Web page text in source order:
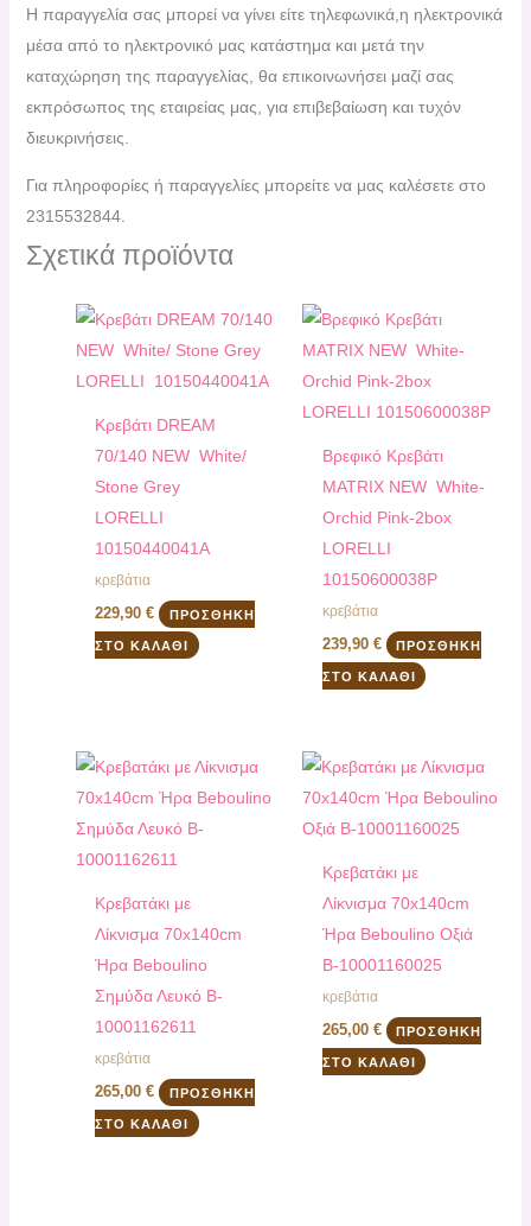
H παραγγελία σας μπορεί να γίνει είτε τηλεφωνικά,η ηλεκτρονικά
μέσα από το ηλεκτρονικό μας κατάστημα και μετά την
καταχώρηση της παραγγελίας, θα επικοινωνήσει μαζί σας
εκπρόσωπος της εταιρείας μας, για επιβεβαίωση και τυχόν
διευκρινήσεις.
Για πληροφορίες ή παραγγελίες μπορείτε να μας καλέσετε στο
2315532844.
Σχετικά προϊόντα
Κρεβάτι DREAM
70/140 NEW White/
Stone Grey
LORELLI
10150440041A
κρεβάτια
229,90€ ΠΡΟΣΘΉΚΗ
ΣΤΟ ΚΑΛΆΘΙ
Bρεφικό Κρεβάτι
ΜATRIX NEW White-
Orchid Pink-2box
LORELLI
10150600038P
κρεβάτια
239,90 € ΠΡΟΣΘΉΚΗ
ΣΤΟ ΚΑΛΆΘΙ
Κρεβατάκι με
Λίκνισμα 70x140cm
Ήρα Beboulino
Σημύδα Λευκό B-
10001162611
κρεβάτια
265,00€ ΠΡΟΣΘΉΚΗ
ΣΤΟ ΚΑΛΆΘΙ
Κρεβατάκι με
Λίκνισμα 70x140cm
Ήρα Beboulino Οξιά
B-10001160025
κρεβάτια
265,00 € ΠΡΟΣΘΉΚΗ
ΣΤΟ ΚΑΛΆΘΙ